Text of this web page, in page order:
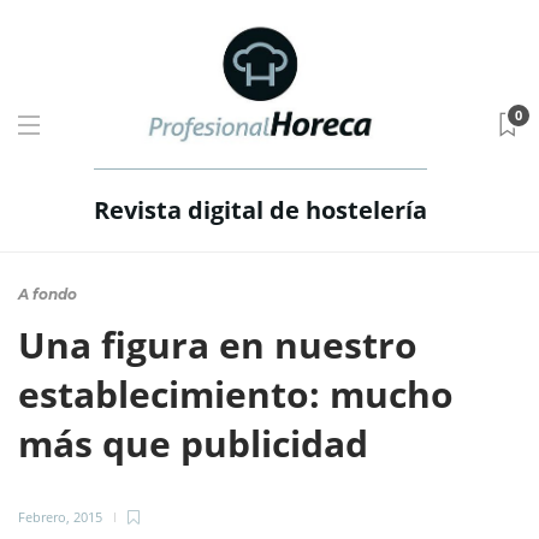
Revista digital de hostelería
0
A fondo
Una figura en nuestro
establecimiento: mucho
más que publicidad
Febrero, 2015